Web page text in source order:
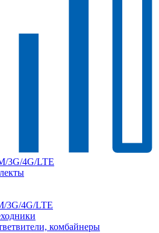
3G/4G/LTE
3G/4G/LTE
комбайнеры